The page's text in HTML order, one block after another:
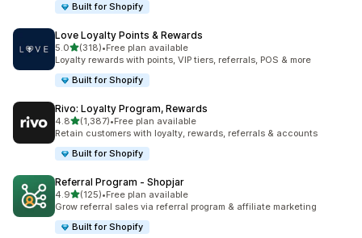
Built for Shopify
Love Loyalty Points & Rewards
5.0별 5개 중
(318)
총 리뷰 318개
•Free plan available
Loyalty rewards with points, VIP tiers, referrals, POS & more
Built for Shopify
Rivo: Loyalty Program, Rewards
4.8별 5개 중
(1,387)
총 리뷰 1387개
•Free plan available
Retain customers with loyalty, rewards, referrals & accounts
Built for Shopify
Referral Program ‑ Shopjar
4.9별 5개 중
(125)
총 리뷰 125개
•Free plan available
Grow referral sales via referral program & affiliate marketing
Built for Shopify